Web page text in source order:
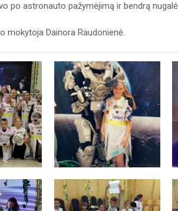
po astronauto pažymėjimą ir bendrą
mokytoja Dainora Raudonienė.